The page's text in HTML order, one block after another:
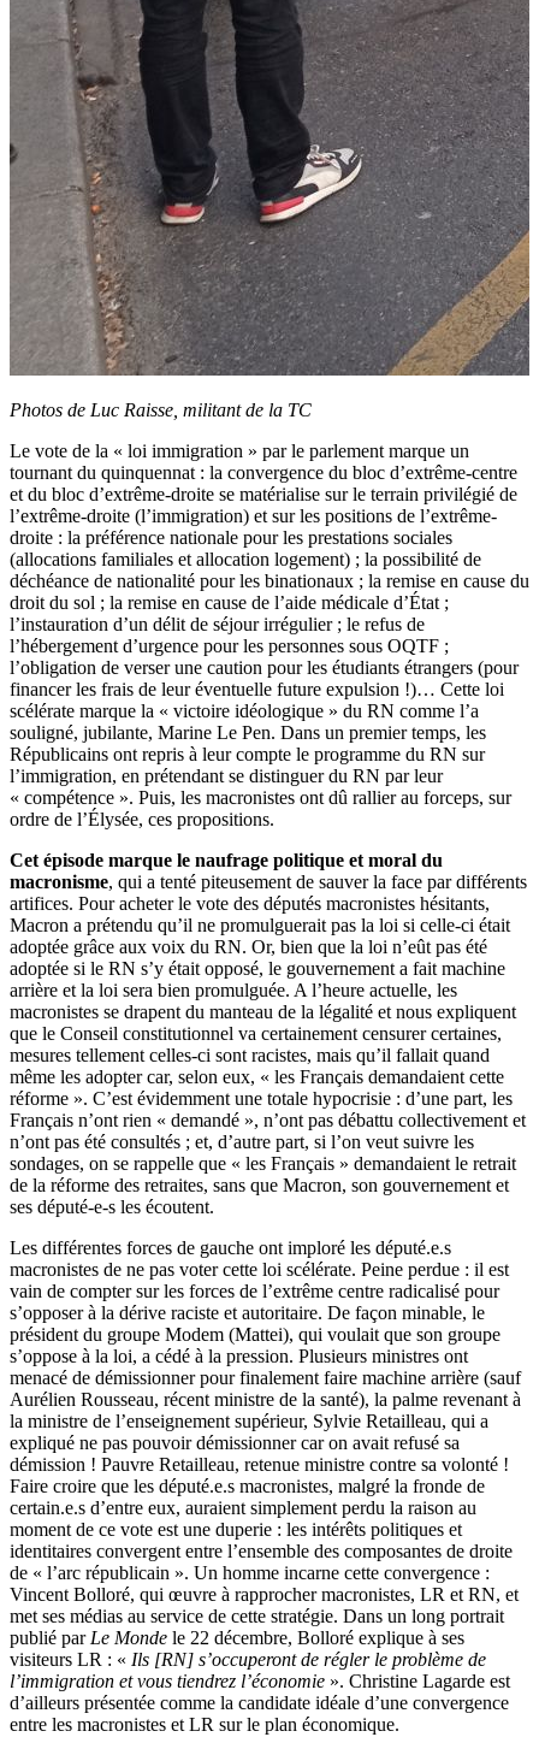
Photos de Luc Raisse, militant de la TC
Le vote de la « loi immigration » par le parlement marque un
tournant du quinquennat : la convergence du bloc d’extrême-centre
et du bloc d’extrême-droite se matérialise sur le terrain privilégié de
l’extrême-droite (l’immigration) et sur les positions de l’extrême-
droite : la préférence nationale pour les prestations sociales
(allocations familiales et allocation logement) ; la possibilité de
déchéance de nationalité pour les binationaux ; la remise en cause du
droit du sol ; la remise en cause de l’aide médicale d’État ;
l’instauration d’un délit de séjour irrégulier ; le refus de
l’hébergement d’urgence pour les personnes sous OQTF ;
l’obligation de verser une caution pour les étudiants étrangers (pour
financer les frais de leur éventuelle future expulsion !)… Cette loi
scélérate marque la « victoire idéologique » du RN comme l’a
souligné, jubilante, Marine Le Pen. Dans un premier temps, les
Républicains ont repris à leur compte le programme du RN sur
l’immigration, en prétendant se distinguer du RN par leur
« compétence ». Puis, les macronistes ont dû rallier au forceps, sur
ordre de l’Élysée, ces propositions.
Cet épisode marque le naufrage politique et moral du
macronisme, qui a tenté piteusement de sauver la face par différents
artifices. Pour acheter le vote des députés macronistes hésitants,
Macron a prétendu qu’il ne promulguerait pas la loi si celle-ci était
adoptée grâce aux voix du RN. Or, bien que la loi n’eût pas été
adoptée si le RN s’y était opposé, le gouvernement a fait machine
arrière et la loi sera bien promulguée. A l’heure actuelle, les
macronistes se drapent du manteau de la légalité et nous expliquent
que le Conseil constitutionnel va certainement censurer certaines,
mesures tellement celles-ci sont racistes, mais qu’il fallait quand
même les adopter car, selon eux, « les Français demandaient cette
réforme ». C’est évidemment une totale hypocrisie : d’une part, les
Français n’ont rien « demandé », n’ont pas débattu collectivement et
n’ont pas été consultés ; et, d’autre part, si l’on veut suivre les
sondages, on se rappelle que « les Français » demandaient le retrait
de la réforme des retraites, sans que Macron, son gouvernement et
ses député-e-s les écoutent.
Les différentes forces de gauche ont imploré les député.e.s
macronistes de ne pas voter cette loi scélérate. Peine perdue : il est
vain de compter sur les forces de l’extrême centre radicalisé pour
s’opposer à la dérive raciste et autoritaire. De façon minable, le
président du groupe Modem (Mattei), qui voulait que son groupe
s’oppose à la loi, a cédé à la pression. Plusieurs ministres ont
menacé de démissionner pour finalement faire machine arrière (sauf
Aurélien Rousseau, récent ministre de la santé), la palme revenant à
la ministre de l’enseignement supérieur, Sylvie Retailleau, qui a
expliqué ne pas pouvoir démissionner car on avait refusé sa
démission ! Pauvre Retailleau, retenue ministre contre sa volonté !
Faire croire que les député.e.s macronistes, malgré la fronde de
certain.e.s d’entre eux, auraient simplement perdu la raison au
moment de ce vote est une duperie : les intérêts politiques et
identitaires convergent entre l’ensemble des composantes de droite
de « l’arc républicain ». Un homme incarne cette convergence :
Vincent Bolloré, qui œuvre à rapprocher macronistes, LR et RN, et
met ses médias au service de cette stratégie. Dans un long portrait
publié par Le Monde le 22 décembre, Bolloré explique à ses
visiteurs LR : « Ils [RN] s’occuperont de régler le problème de
l’immigration et vous tiendrez l’économie ». Christine Lagarde est
d’ailleurs présentée comme la candidate idéale d’une convergence
entre les macronistes et LR sur le plan économique.